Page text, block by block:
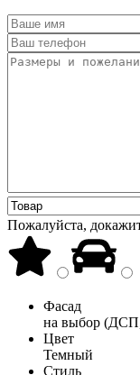
Пожалуйста,
Фасад
на выбор
Цвет
Темный
Стиль